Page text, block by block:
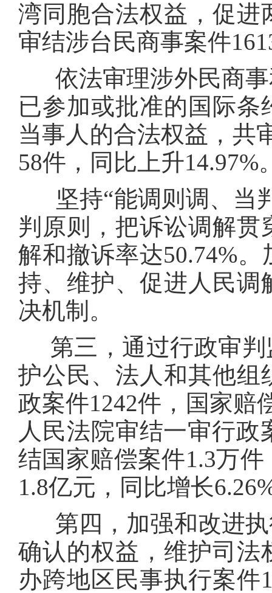
湾同胞合法权益，促进
审结涉台民商事案件
依法审理涉外民商事
已参加或批准的国际
当事人的合法权益，共
58件，同比上升14.97%
坚持“能调则调、当
判原则，把诉讼调解
解和撤诉率达50.74%
持、维护、促进人民调
决机制。
第三，通过行政审判
护公民、法人和其他组
政案件1242件，国家赔
人民法院审结一审行政
结国家赔偿案件1.3万
1.8亿元，同比增长
第四，加强和改进执
确认的权益，维护司法
办跨地区民事执行案件